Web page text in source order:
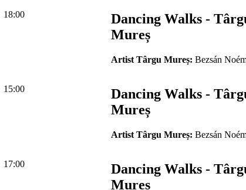
18:00
Dancing Walks -
Mureș
Artist Târgu Mureș: Bezsán
15:00
Dancing Walks -
Mureș
Artist Târgu Mureș: Bezsán
17:00
Dancing Walks -
Mureș